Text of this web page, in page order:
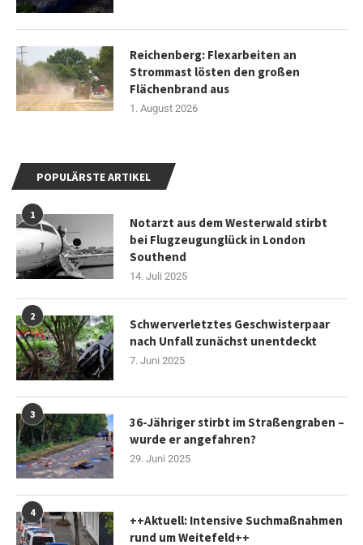
Reichenberg: Flexarbeiten an
Strommast lösten den großen
Flächenbrand aus
1. August 2026
POPULÄRSTE ARTIKEL
1
Notarzt aus dem Westerwald stirbt
bei Flugzeugunglück in London
Southend
14. Juli 2025
2
Schwerverletztes Geschwisterpaar
nach Unfall zunächst unentdeckt
7. Juni 2025
3
36-Jähriger stirbt im Straßengraben –
wurde er angefahren?
29. Juni 2025
4
++Aktuell: Intensive Suchmaßnahmen
rund um Weitefeld++